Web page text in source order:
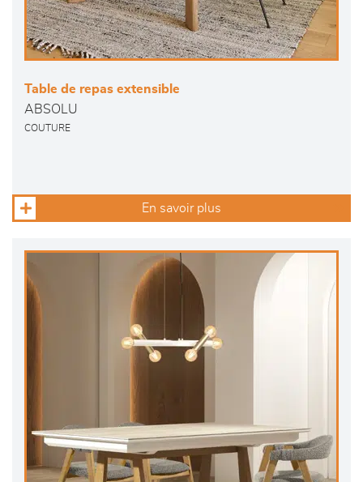
Table de repas extensible
ABSOLU
COUTURE
En savoir plus